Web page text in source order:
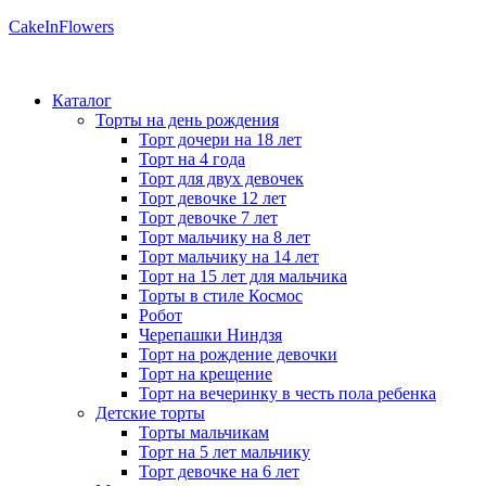
CakeInFlowers
Каталог
Торты на день рождения
Торт дочери на 18 лет
Торт на 4 года
Торт для двух девочек
Торт девочке 12 лет
Торт девочке 7 лет
Торт мальчику на 8 лет
Торт мальчику на 14 лет
Торт на 15 лет для мальчика
Торты в стиле Космос
Робот
Черепашки Ниндзя
Торт на рождение девочки
Торт на крещение
Торт на вечеринку в честь пола ребенка
Детские торты
Торты мальчикам
Торт на 5 лет мальчику
Торт девочке на 6 лет